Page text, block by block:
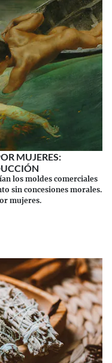
MUJERES:
los moldes comerciales
sin concesiones morales.
mujeres.